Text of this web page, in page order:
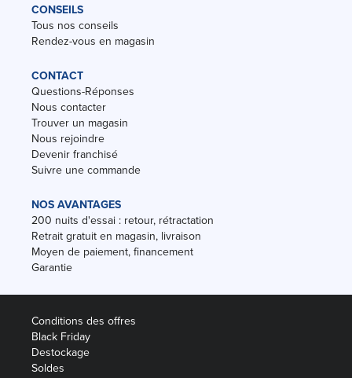
CONSEILS
Tous nos conseils
Rendez-vous en magasin
CONTACT
Questions-Réponses
Nous contacter
Trouver un magasin
Nous rejoindre
Devenir franchisé
Suivre une commande
NOS AVANTAGES
200 nuits d'essai : retour, rétractation
Retrait gratuit en magasin, livraison
Moyen de paiement, financement
Garantie
Conditions des offres
Black Friday
Destockage
Soldes